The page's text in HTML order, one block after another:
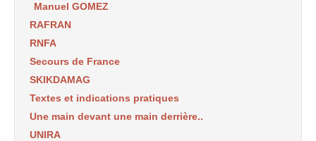
Manuel GOMEZ
RAFRAN
RNFA
Secours de France
SKIKDAMAG
Textes et indications pratiques
Une main devant une main derrière..
UNIRA